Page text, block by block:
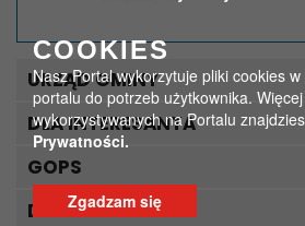
COOKIES
Nasz Portal wykorzytuje pliki cookies
portalu do potrzeb użytkownika.
wykorzystywanych na Portalu
Prywatności.
Zgadzam się
URZĄD GMINY
DLA INTERESANTA
GOPS
DLA TURYSTY